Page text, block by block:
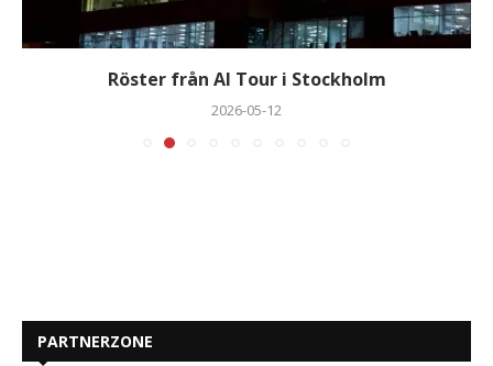
Röster från AI Tour i Stockholm
2026-05-12
PARTNERZONE